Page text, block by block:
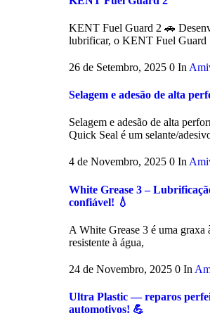
KENT Fuel Guard 2 🚗
lubrificar, o KENT Fuel Guard
26 de Setembro, 2025 0 In
Selagem e adesão de alta
Selagem e adesão de alta
Quick Seal é um selante/
4 de Novembro, 2025 0 In
White Grease 3 –
confiável! 💧
A White Grease 3 é uma graxa
resistente à água,
24 de Novembro, 2025 0 In
Ultra Plastic — reparos
automotivos! 💪